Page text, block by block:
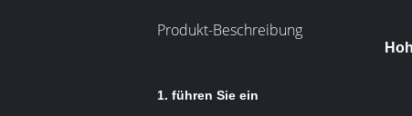
Produkt-Beschreibung
1. führen Sie ein